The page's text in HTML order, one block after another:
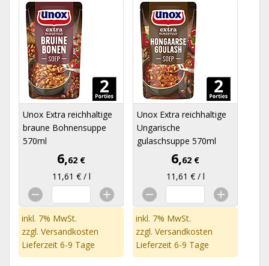
Unox Extra reichhaltige
braune Bohnensuppe
570ml
6,62 €
11,61 € / l
inkl. 7% MwSt.
zzgl. Versandkosten
Lieferzeit 6-9 Tage
Unox Extra reichhaltige
Ungarische
gulaschsuppe 570ml
6,62 €
11,61 € / l
inkl. 7% MwSt.
zzgl. Versandkosten
Lieferzeit 6-9 Tage